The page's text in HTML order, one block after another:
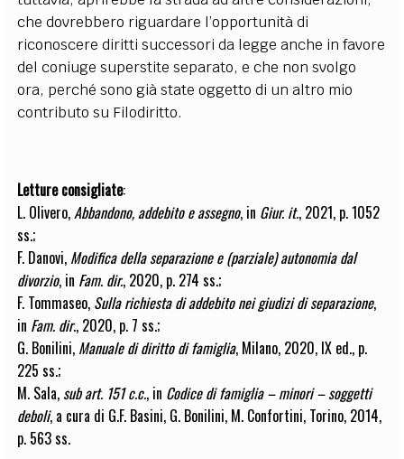
che dovrebbero riguardare l’opportunità di
riconoscere diritti successori da legge anche in favore
del coniuge superstite separato, e che non svolgo
ora, perché sono già state oggetto di un altro mio
contributo su Filodiritto.
Letture consigliate:
L. Olivero,Abbandono, addebito e assegno, in Giur. it., 2021, p. 1052
ss.;
F. Danovi, Modifica della separazione e (parziale) autonomia dal
divorzio, in Fam. dir., 2020, p. 274 ss.;
F. Tommaseo, Sulla richiesta di addebito nei giudizi di separazione,
in Fam. dir., 2020, p. 7 ss.;
G. Bonilini, Manuale di diritto di famiglia, Milano, 2020, IX ed., p.
225 ss.;
M. Sala, sub art. 151 c.c., in Codice di famiglia – minori – soggetti
deboli, a cura di G.F. Basini, G. Bonilini, M. Confortini, Torino, 2014,
p. 563 ss.